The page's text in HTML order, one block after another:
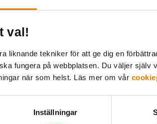
val!
liknande tekniker för att ge dig en
fungera på webbplatsen. Du väljer
när som helst. Läs mer om vår
Inställningar
(35%-arna) – Stora
med över 2500
respektive workshop diskuterar vi